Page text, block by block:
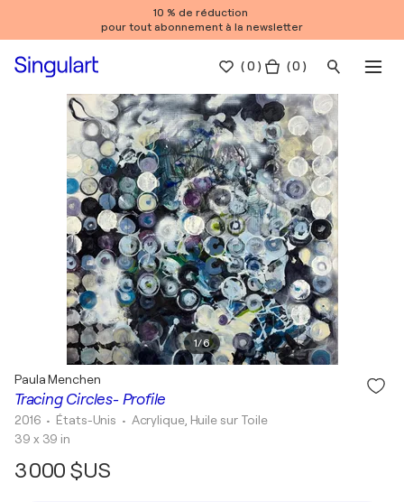
10 % de réduction
pour tout abonnement à la newsletter
(0 ) ( 0 )
1/6
Tracing Circles- Profile
Paula Menchen
2016 • États-Unis • Acrylique, Huile sur Toile
39 x 39 in
3 000 $US